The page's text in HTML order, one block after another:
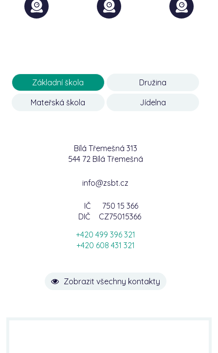
Základní škola Družina
Mateřská škola Jídelna
Bílá Třemešná 313
544 72 Bílá Třemešná
info@zsbt.cz
IČ
750 15 366
DIČ
CZ75015366
+420 499 396 321
+420 608 431 321
Zobrazit všechny kontakty